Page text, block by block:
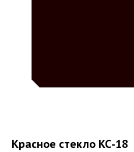
Красное стекло КС-18